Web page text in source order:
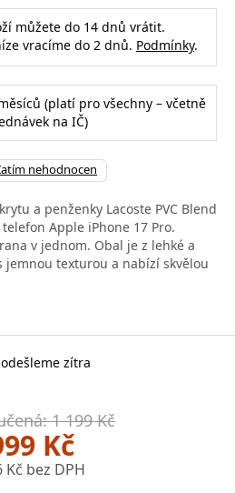
můžete do 14 dnů vrátit.
vracíme do 2 dnů. Podmínky.
(platí pro všechny – včetně
na IČ)
nehodnocen
a penženky Lacoste PVC Blend
Apple iPhone 17 Pro.
v jednom. Obal je z lehké a
jemnou texturou a nabízí skvělou
zítra
1 199 Kč
Kč
Kč bez DPH